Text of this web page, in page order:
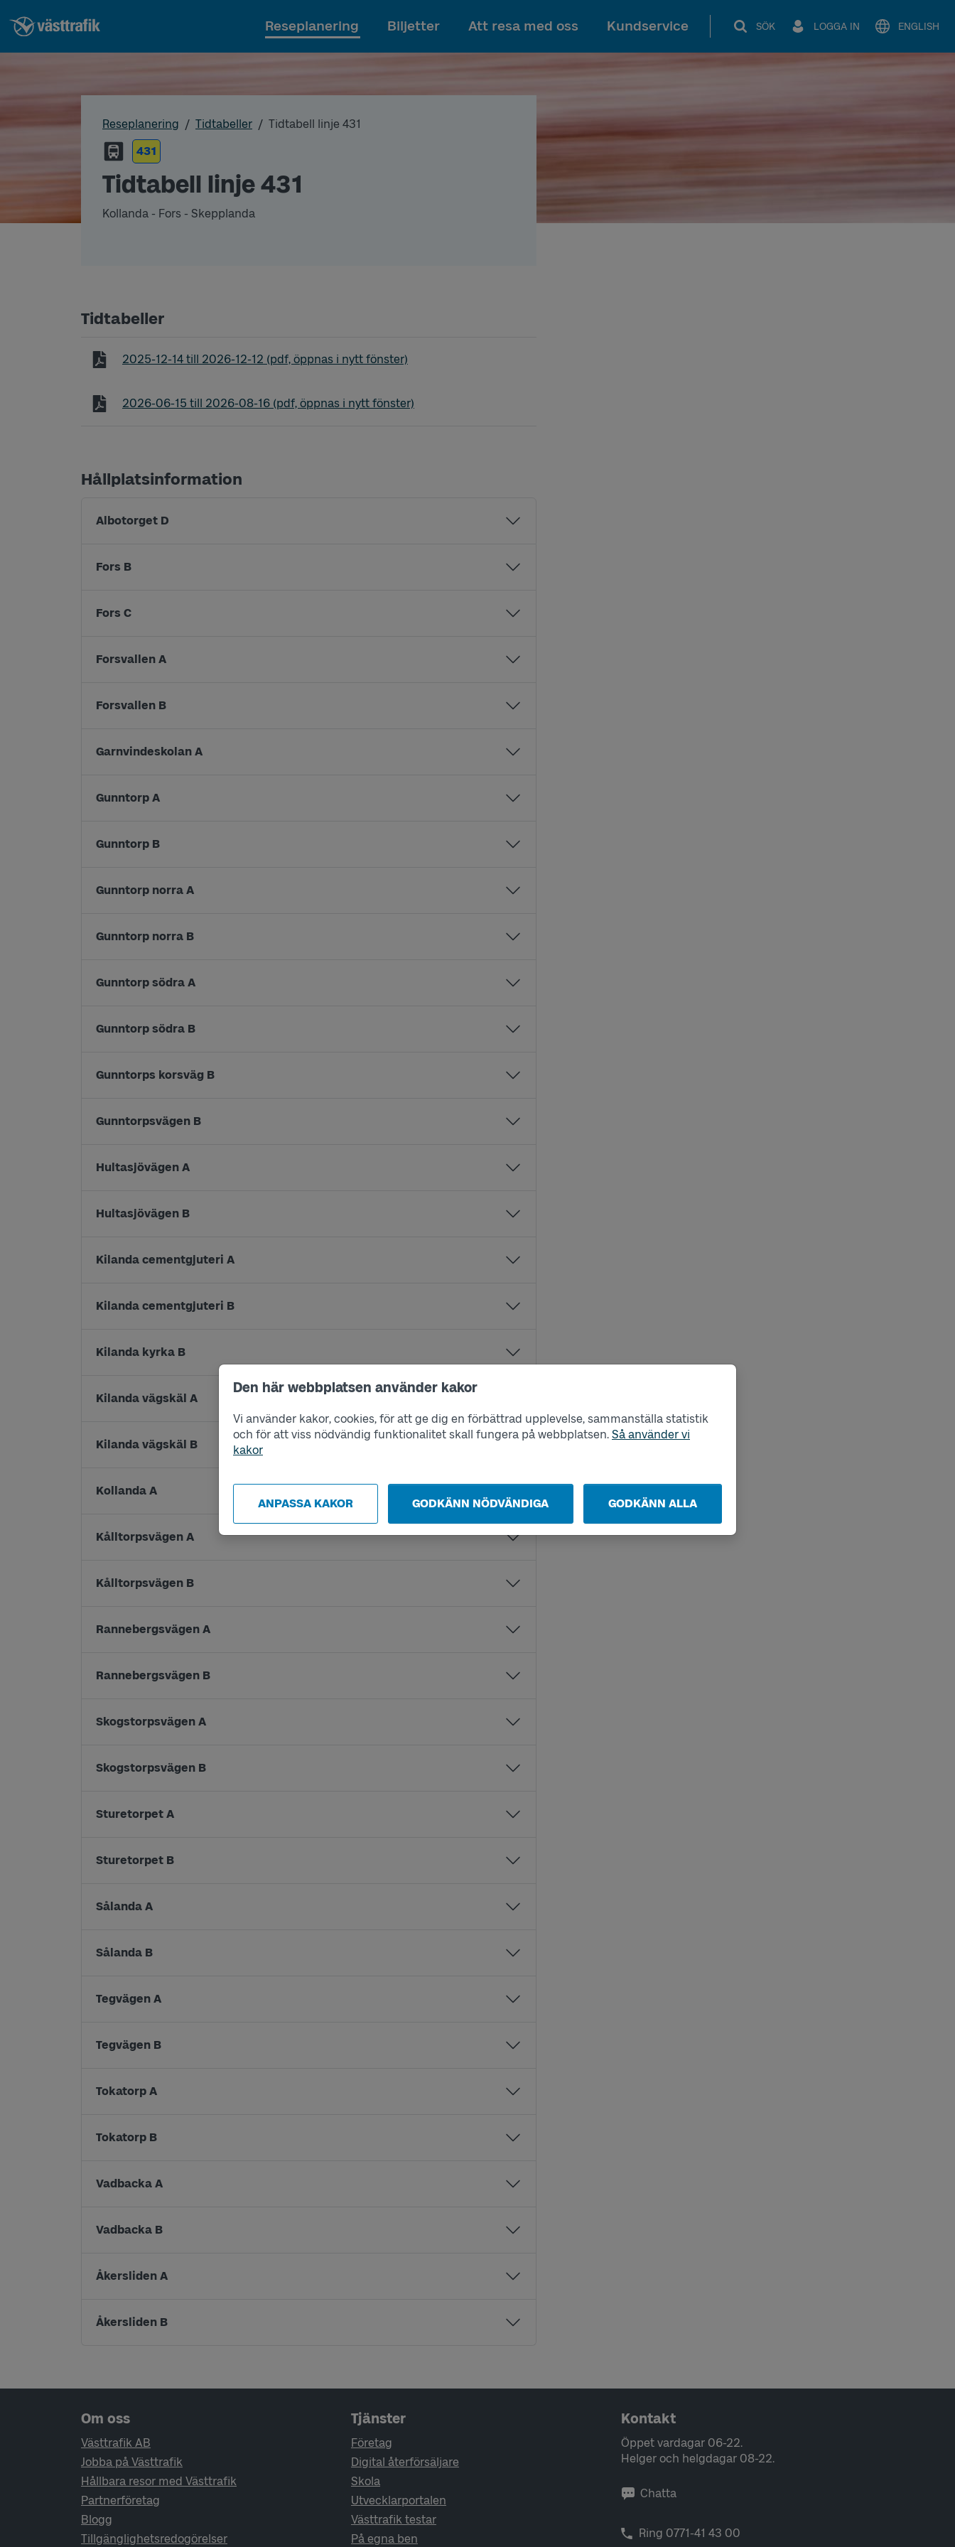
Den här webbplatsen använder kakor
Vi använder kakor, cookies, för att ge dig en förbättrad upplevelse, sammanställa statistik
och för att viss nödvändig funktionalitet skall fungera på webbplatsen. Så använder vi
kakor
ANPASSA KAKOR GODKÄNN NÖDVÄNDIGA GODKÄNN ALLA
Till innehållet
Reseplanering Biljetter Att resa med oss Kundservice SÖK LOGGA IN ENGLISH
Reseplanering Tidtabeller
Tidtabell linje 431
431
Tidtabell linje 431
Kollanda - Fors - Skepplanda
Tidtabeller
Tidtabell linje 431 Kollanda - Fors - Skepplanda
2025-12-14 till 2026-12-12 (pdf, öppnas i nytt fönster)
Tidtabell linje 431 Kollanda - Fors - Skepplanda
2026-06-15 till 2026-08-16 (pdf, öppnas i nytt fönster)
Hållplatsinformation
Albotorget D
Fors B
Fors C
Forsvallen A
Forsvallen B
Garnvindeskolan A
Gunntorp A
Gunntorp B
Gunntorp norra A
Gunntorp norra B
Gunntorp södra A
Gunntorp södra B
Gunntorps korsväg B
Gunntorpsvägen B
Hultasjövägen A
Hultasjövägen B
Kilanda cementgjuteri A
Kilanda cementgjuteri B
Kilanda kyrka B
Kilanda vägskäl A
Kilanda vägskäl B
Kollanda A
Kålltorpsvägen A
Kålltorpsvägen B
Rannebergsvägen A
Rannebergsvägen B
Skogstorpsvägen A
Skogstorpsvägen B
Sturetorpet A
Sturetorpet B
Sålanda A
Sålanda B
Tegvägen A
Tegvägen B
Tokatorp A
Tokatorp B
Vadbacka A
Vadbacka B
Åkersliden A
Åkersliden B
Sidfotsnavigering
Om oss
Västtrafik AB
Jobba på Västtrafik
Hållbara resor med Västtrafik
Partnerföretag
Blogg
Tillgänglighetsredogörelser
Tjänster
Företag
Digital återförsäljare
Skola
Utvecklarportalen
Västtrafik testar
På egna ben
Kontakt
Öppet vardagar 06-22.
Helger och helgdagar 08-22.
Chatta
Ring 0771-41 43 00